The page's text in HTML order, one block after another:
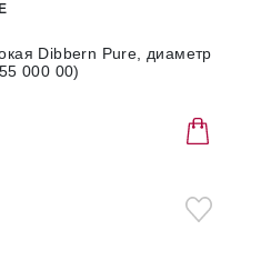
Dibbern Pure, диаметр
000 00)